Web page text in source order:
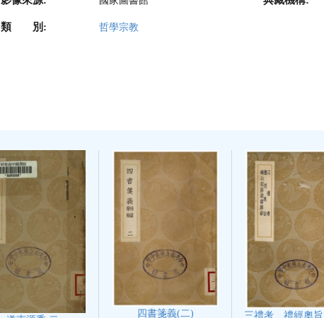
類 別: 哲學宗教
四書箋義(二) 三禮考、禮經奧